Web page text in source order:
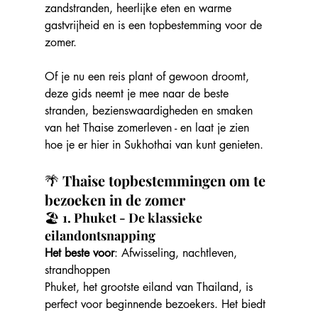
zandstranden, heerlijke eten en warme
gastvrijheid en is een topbestemming voor de
zomer.
Of je nu een reis plant of gewoon droomt,
deze gids neemt je mee naar de beste
stranden, bezienswaardigheden en smaken
van het Thaise zomerleven - en laat je zien
hoe je er hier in Sukhothai van kunt genieten.
🌴 Thaise topbestemmingen om te
bezoeken in de zomer
🏖️ 1. Phuket - De klassieke
eilandontsnapping
Het beste voor: Afwisseling, nachtleven,
strandhoppen
Phuket, het grootste eiland van Thailand, is
perfect voor beginnende bezoekers. Het biedt